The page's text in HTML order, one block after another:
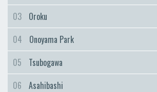
Asato
Omoromachi
03
Oroku
04
Onoyama Park
05
Tsubogawa
06
Asahibashi